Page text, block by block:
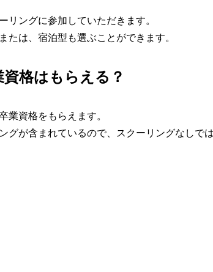
リングに参加していただきます。
たは、宿泊型も選ぶことができます。
格はもらえる？
業資格をもらえます。
グが含まれているので、スクーリングなしで